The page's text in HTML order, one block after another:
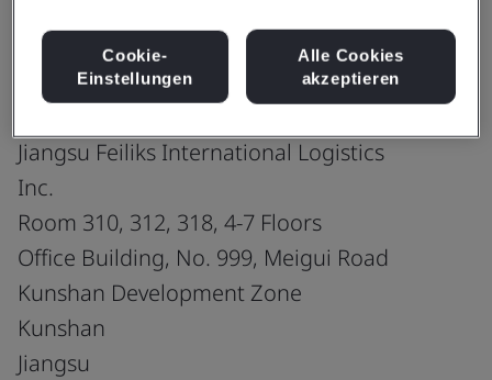
ISO 45001:2018
Jiangsu Feiliks International Logistics
Inc.
Room 310, 312, 318, 4-7 Floors
Office Building, No. 999, Meigui Road
Kunshan Development Zone
Kunshan
Jiangsu
Cookie-
Einstellungen
Alle Cookies
akzeptieren